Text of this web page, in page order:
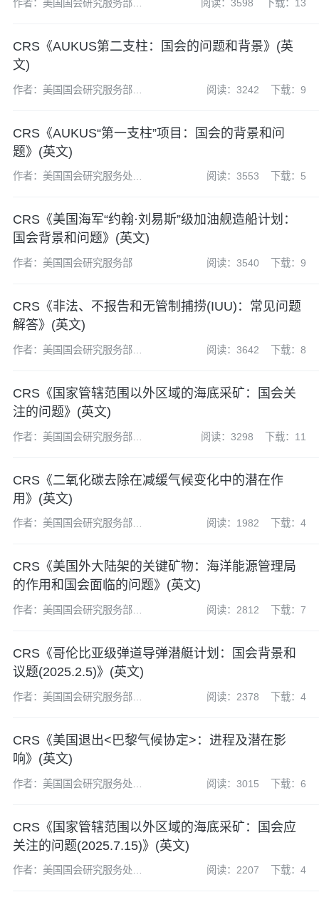
作者：美国国会研究服务部
阅读：3598 下载：13
CRS《AUKUS第二支柱：国会的问题和背景》(英
文)
作者：美国国会研究服务部
阅读：3242 下载：9
CRS《AUKUS“第一支柱”项目：国会的背景和问
题》(英文)
作者：美国国会研究服务处
阅读：3553 下载：5
CRS《美国海军“约翰·刘易斯”级加油舰造船计划：
国会背景和问题》(英文)
作者：美国国会研究服务部 阅读：3540 下载：9
CRS《非法、不报告和无管制捕捞(IUU)：常见问题
解答》(英文)
作者：美国国会研究服务部
阅读：3642 下载：8
CRS《国家管辖范围以外区域的海底采矿：国会关
注的问题》(英文)
作者：美国国会研究服务部
阅读：3298 下载：11
CRS《二氧化碳去除在减缓气候变化中的潜在作
用》(英文)
作者：美国国会研究服务部
阅读：1982 下载：4
CRS《美国外大陆架的关键矿物：海洋能源管理局
的作用和国会面临的问题》(英文)
作者：美国国会研究服务部
阅读：2812 下载：7
CRS《哥伦比亚级弹道导弹潜艇计划：国会背景和
议题(2025.2.5)》(英文)
作者：美国国会研究服务部
阅读：2378 下载：4
CRS《美国退出<巴黎气候协定>：进程及潜在影
响》(英文)
作者：美国国会研究服务处
阅读：3015 下载：6
CRS《国家管辖范围以外区域的海底采矿：国会应
关注的问题(2025.7.15)》(英文)
作者：美国国会研究服务处
阅读：2207 下载：4